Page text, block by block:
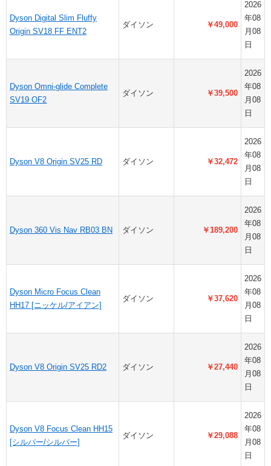
Dyson Digital Slim Fluffy
Origin SV18 FF ENT2
ダイソン ￥49,000
2026
年08
月08
日
Dyson Omni-glide Complete
SV19 OF2
ダイソン ￥39,500
2026
年08
月08
日
Dyson V8 Origin SV25 RD ダイソン ￥32,472
2026
年08
月08
日
Dyson 360 Vis Nav RB03 BN ダイソン ￥189,200
2026
年08
月08
日
Dyson Micro Focus Clean
HH17 [ニッケル/アイアン]
ダイソン ￥37,620
2026
年08
月08
日
Dyson V8 Origin SV25 RD2 ダイソン ￥27,440
2026
年08
月08
日
Dyson V8 Focus Clean HH15
[シルバー/シルバー]
ダイソン ￥29,088
2026
年08
月08
日